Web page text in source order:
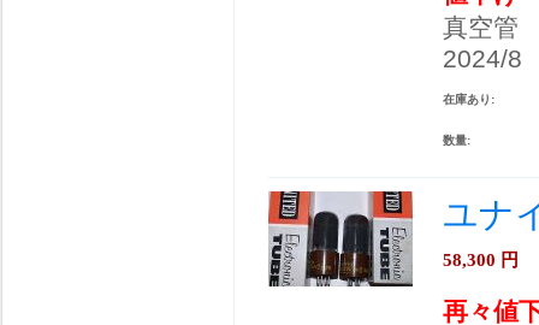
真空管
2024/8
在庫あり:
数量:
ユナ
58,300 円
再々値